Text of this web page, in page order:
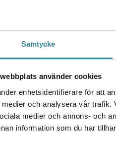
Samtycke
använder cookies
enhetsidentifierare för att
och analysera vår trafik.
medier och annons- och
information som du har
remissvar på
välkomnar
) samt att inte
är en del i att
ska väga.
under många år för att
samtycker eller inte.
att de ska ha det eller